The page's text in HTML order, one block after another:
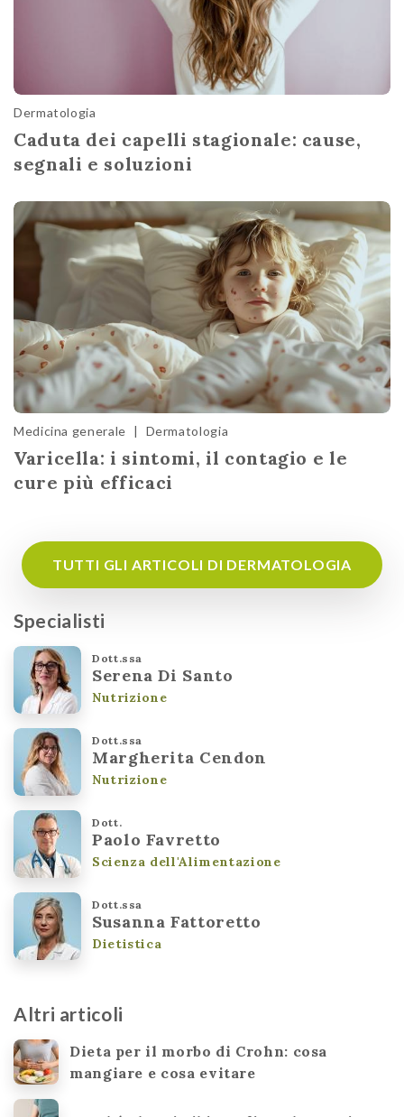
Dermatologia
Caduta dei capelli stagionale: cause,
segnali e soluzioni
Medicina generale | Dermatologia
Varicella: i sintomi, il contagio e le
cure più efficaci
TUTTI GLI ARTICOLI DI DERMATOLOGIA
Specialisti
Dott.ssa
Serena Di Santo
Nutrizione
Dott.ssa
Margherita Cendon
Nutrizione
Dott.
Paolo Favretto
Scienza dell'Alimentazione
Dott.ssa
Susanna Fattoretto
Dietistica
Altri articoli
Dieta per il morbo di Crohn: cosa
mangiare e cosa evitare